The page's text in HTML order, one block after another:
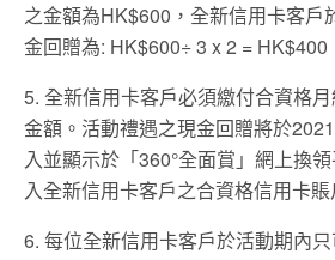
之金額為HK$600，全新信用卡客戶
金回贈為: HK$600÷ 3 x 2 = HK$400
5. 全新信用卡客戶必須繳付合資格
金額。活動禮遇之現金回贈將於
入並顯示於「360°全面賞」網上換
入全新信用卡客戶之合資格信用卡賬
6. 每位全新信用卡客戶於活動期內